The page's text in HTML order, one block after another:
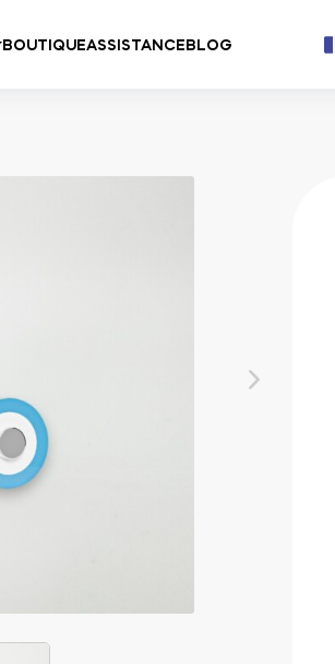
BOUTIQUEASSISTANCEBLOG